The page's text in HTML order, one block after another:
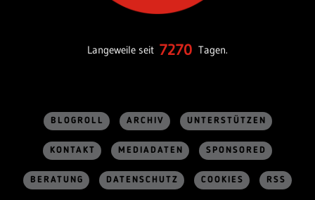
Langeweile seit 7270 Tagen.
BLOGROLL ARCHIV UNTERSTÜTZEN
KONTAKT MEDIADATEN SPONSORED
BERATUNG DATENSCHUTZ COOKIES RSS